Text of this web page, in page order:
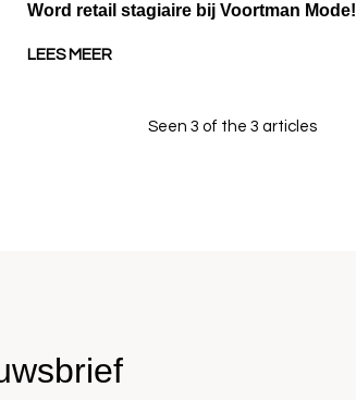
Word retail stagiaire bij Voortman Mode!
LEES MEER
Seen 3 of the 3 articles